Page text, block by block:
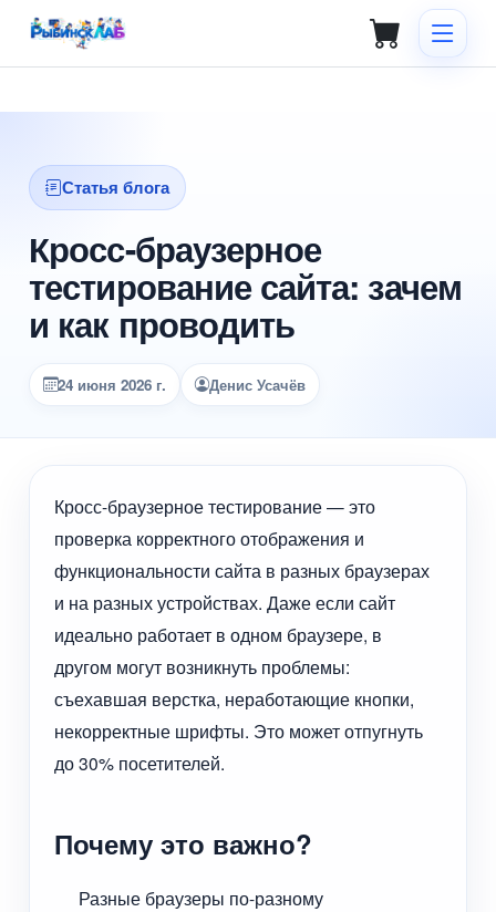
Статья блога
Кросс-браузерное
тестирование сайта: зачем
и как проводить
24 июня 2026 г. Денис Усачёв
Кросс-браузерное тестирование — это
проверка корректного отображения и
функциональности сайта в разных браузерах
и на разных устройствах. Даже если сайт
идеально работает в одном браузере, в
другом могут возникнуть проблемы:
съехавшая верстка, неработающие кнопки,
некорректные шрифты. Это может отпугнуть
до 30% посетителей.
Почему это важно?
Разные браузеры по-разному